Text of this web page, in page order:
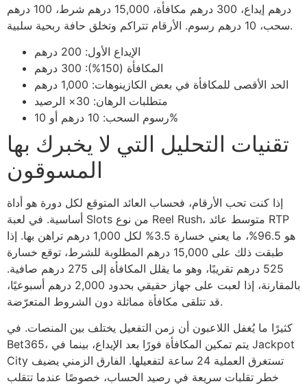
درهم إيداع، 300 درهم مكافأة، 15,000 درهم شرط، 100 درهم
سحب، 10 درهم رسوم. الأرقام تتراكم وتخلق حافة ربحية سلبية.
الإيداع الأول: 200 درهم
المكافأة (150%): 300 درهم
الحد الأقصى للمكافأة في بعض الكازينوهات: 1,000 درهم
متطلبات الرهان: 30× الرصيد
رسوم السحب: 10 درهم أو 10%
تقنيات التحليل التي لا يخبرك بها
المسوقون
إذا كنت تحب الأرقام، فحساب العائد المتوقع لكل دورة هو أداة
أساسية. في لعبة Slots من نوع Reel Rush، متوسط عائد RTP
هو 96.5%، ما يعني خسارة 3.5% لكل 1,000 درهم تراهن بها. إذا
طبقت ذلك على 15,000 درهم المطلوبة للشرط، توقع خسارة
525 درهم تقريبًا، وهو ما يقلل المكافأة إلى 275 درهم صافية.
بالمقارنة، إذا لعبت على جهاز حقيقي بحدود 2,000 درهم أسبوعيًا،
قد تتلقى مكافأة مماثلة دون الشروط المتعرّضة.
كثيرًا ما يُغفل اللاعبون أن زمن التفعيل يختلف بين المنصات. في
Bet365، يتم تمكين المكافأة فورًا بعد الإيداع، بينما في Jackpot
City تستغرق العملية 24 ساعة لتفعيلها. الفارق الزمني يضيف
خطر تقلبات سريعة في رصيد الحساب، خصوصًا عندما تتقلب